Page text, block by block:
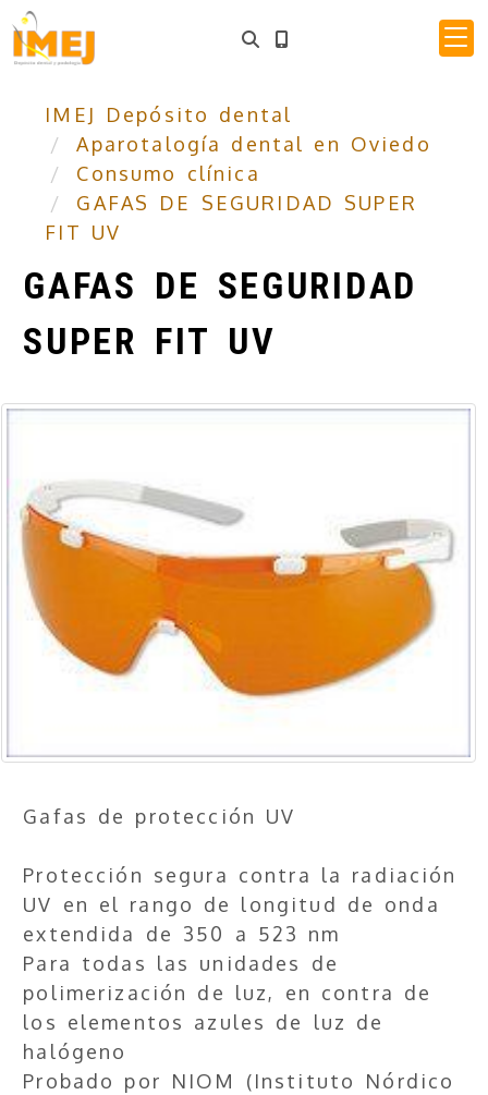
IMEJ Depósito dental
Aparotalogía dental en Oviedo
Consumo clínica
GAFAS DE SEGURIDAD SUPER
FIT UV
GAFAS DE SEGURIDAD
SUPER FIT UV
Gafas de protección UV
Protección segura contra la radiación
UV en el rango de longitud de onda
extendida de 350 a 523 nm
Para todas las unidades de
polimerización de luz, en contra de
los elementos azules de luz de
halógeno
Probado por NIOM (Instituto Nórdico